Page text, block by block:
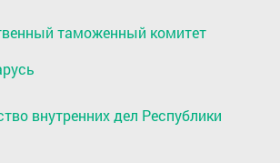
таможенный комитет
внутренних дел Республики